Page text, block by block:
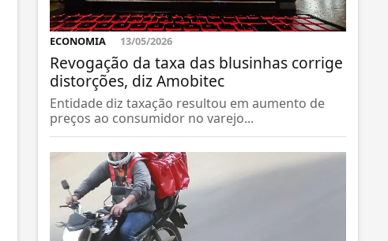
ECONOMIA 13/05/2026
Revogação da taxa das blusinhas corrige
distorções, diz Amobitec
Entidade diz taxação resultou em aumento de
preços ao consumidor no varejo...